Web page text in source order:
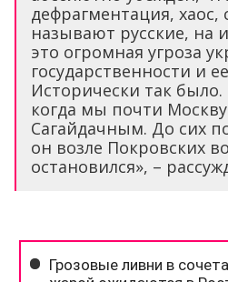
дефрагментация, хаос,
называют русские, на
это огромная угроза
государственности и
Исторически так было.
когда мы почти Москву
Сагайдачным. До сих
он возле Покровских
остановился», –